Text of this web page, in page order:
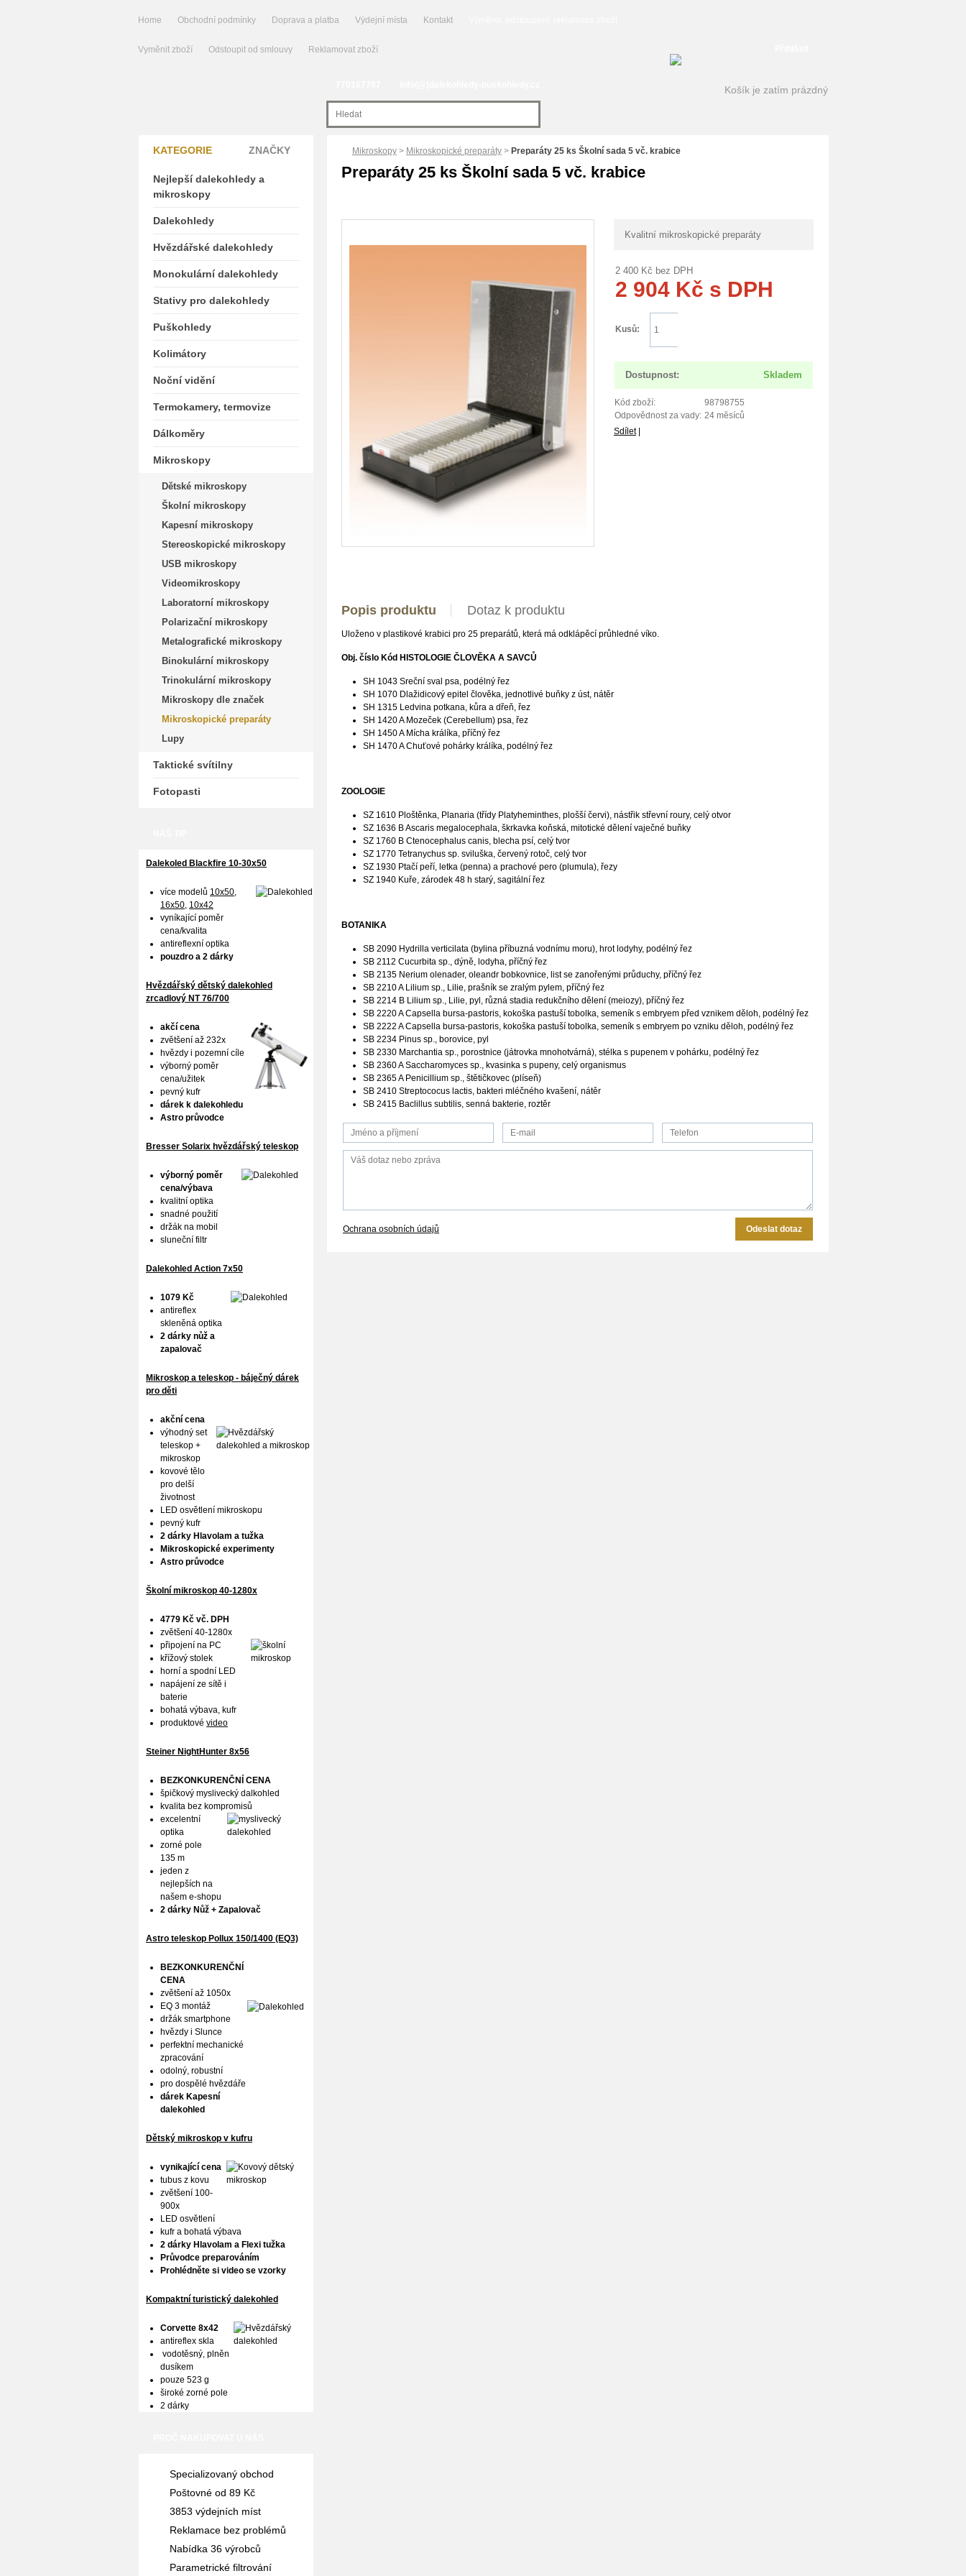
Home Obchodní podmínky Doprava a platba Výdejní místa Kontakt
Vyměnit zboží Odstoupit od smlouvy Reklamovat zboží
Košík je zatím prázdný
Mikroskopy > Mikroskopické preparáty > Preparáty 25 ks Školní sada 5 vč. krabice
Preparáty 25 ks Školní sada 5 vč. krabice
Kvalitní mikroskopické preparáty
2 400 Kč bez DPH
2 904 Kč s DPH
Kusů:
Dostupnost: Skladem
Kód zboží:
98798755
Odpovědnost za vady: 24 měsíců
Sdílet
Popis produktu Dotaz k produktu
Uloženo v plastikové krabici pro 25 preparátů, která má odklápěcí průhledné víko.
Obj. číslo Kód HISTOLOGIE ČLOVĚKA A SAVCŮ
SH 1043 Sreční sval psa, podélný řez
SH 1070 Dlažidicový epitel člověka, jednotlivé buňky z úst, nátěr
SH 1315 Ledvina potkana, kůra a dřeň, řez
SH 1420 A Mozeček (Cerebellum) psa, řez
SH 1450 A Mícha králíka, příčný řez
SH 1470 A Chuťové pohárky králíka, podélný řez
ZOOLOGIE
SZ 1610 Ploštěnka, Planaria (třídy Platyheminthes, plošší červi), nástřik střevní roury, celý otvor
SZ 1636 B Ascaris megalocephala, škrkavka koňská, mitotické dělení vaječné buňky
SZ 1760 B Ctenocephalus canis, blecha psí, celý tvor
SZ 1770 Tetranychus sp. sviluška, červený rotoč, celý tvor
SZ 1930 Ptačí peří, letka (penna) a prachové pero (plumula), řezy
SZ 1940 Kuře, zárodek 48 h starý, sagitální řez
BOTANIKA
SB 2090 Hydrilla verticilata (bylina příbuzná vodnímu moru), hrot lodyhy, podélný řez
SB 2112 Cucurbita sp., dýně, lodyha, příčný řez
SB 2135 Nerium olenader, oleandr bobkovnice, list se zanořenými průduchy, příčný řez
SB 2210 A Lilium sp., Lilie, prašník se zralým pylem, příčný řez
SB 2214 B Lilium sp., Lilie, pyl, různá stadia redukčního dělení (meiozy), příčný řez
SB 2220 A Capsella bursa-pastoris, kokoška pastuší tobolka, semeník s embryem před vznikem děloh, podélný řez
SB 2222 A Capsella bursa-pastoris, kokoška pastuší tobolka, semeník s embryem po vzniku děloh, podélný řez
SB 2234 Pinus sp., borovice, pyl
SB 2330 Marchantia sp., porostnice (játrovka mnohotvárná), stélka s pupenem v pohárku, podélný řez
SB 2360 A Saccharomyces sp., kvasinka s pupeny, celý organismus
SB 2365 A Penicillium sp., štětičkovec (plíseň)
SB 2410 Streptococus lactis, bakteri mléčného kvašení, nátěr
SB 2415 Baclillus subtilis, senná bakterie, roztěr
Ochrana osobních údajů Odeslat dotaz
KATEGORIE ZNAČKY
Nejlepší dalekohledy a
mikroskopy
Dalekohledy
Hvězdářské dalekohledy
Monokulární dalekohledy
Stativy pro dalekohledy
Puškohledy
Kolimátory
Noční vidění
Termokamery, termovize
Dálkoměry
Mikroskopy
Dětské mikroskopy
Školní mikroskopy
Kapesní mikroskopy
Stereoskopické mikroskopy
USB mikroskopy
Videomikroskopy
Laboratorní mikroskopy
Polarizační mikroskopy
Metalografické mikroskopy
Binokulární mikroskopy
Trinokulární mikroskopy
Mikroskopy dle značek
Mikroskopické preparáty
Lupy
Taktické svítilny
Fotopasti
Dalekoled Blackfire 10-30x50
více modelů 10x50,
16x50, 10x42
vyníkající poměr
cena/kvalita
antireflexní optika
pouzdro a 2 dárky
Hvězdářský dětský dalekohled
zrcadlový NT 76/700
akčí cena
zvětšení až 232x
hvězdy i pozemní cíle
výborný poměr
cena/užitek
pevný kufr
dárek k dalekohledu
Astro průvodce
Bresser Solarix hvězdářský teleskop
výborný poměr
cena/výbava
kvalitní optika
snadné použití
držák na mobil
sluneční filtr
Dalekohled Action 7x50
1079 Kč
antireflex
skleněná optika
2 dárky nůž a
zapalovač
Mikroskop a teleskop - báječný dárek
pro děti
akční cena
výhodný set
teleskop +
mikroskop
kovové tělo
pro delší
životnost
LED osvětlení mikroskopu
pevný kufr
2 dárky Hlavolam a tužka
Mikroskopické experimenty
Astro průvodce
Školní mikroskop 40-1280x
4779 Kč vč. DPH
zvětšení 40-1280x
připojení na PC
křížový stolek
horní a spodní LED
napájení ze sítě i
baterie
bohatá výbava, kufr
produktové video
Steiner NightHunter 8x56
BEZKONKURENČNÍ CENA
špičkový myslivecký dalkohled
kvalita bez kompromisů
excelentní
optika
zorné pole
135 m
jeden z
nejlepších na
našem e-shopu
2 dárky Nůž + Zapalovač
Astro teleskop Pollux 150/1400 (EQ3)
BEZKONKURENČNÍ
CENA
zvětšení až 1050x
EQ 3 montáž
držák smartphone
hvězdy i Slunce
perfektní mechanické
zpracování
odolný, robustní
pro dospělé hvězdáře
dárek Kapesní
dalekohled
Dětský mikroskop v kufru
vynikající cena
tubus z kovu
zvětšení 100-
900x
LED osvětlení
kufr a bohatá výbava
2 dárky Hlavolam a Flexi tužka
Průvodce preparováním
Prohlédněte si video se vzorky
Kompaktní turistický dalekohled
Corvette 8x42
antireflex skla
vodotěsný, plněn
dusíkem
pouze 523 g
široké zorné pole
2 dárky
Specializovaný obchod
Poštovné od 89 Kč
3853 výdejních míst
Reklamace bez problémů
Nabídka 36 výrobců
Parametrické filtrování